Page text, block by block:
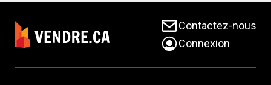
Contactez-nous
Connexion